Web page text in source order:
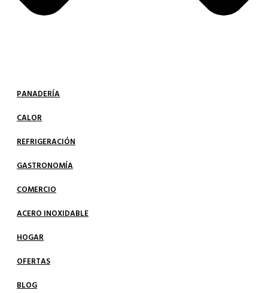
PANADERÍA
CALOR
REFRIGERACIÓN
GASTRONOMÍA
COMERCIO
ACERO INOXIDABLE
HOGAR
OFERTAS
BLOG